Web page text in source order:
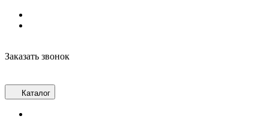
Заказать звонок
Каталог